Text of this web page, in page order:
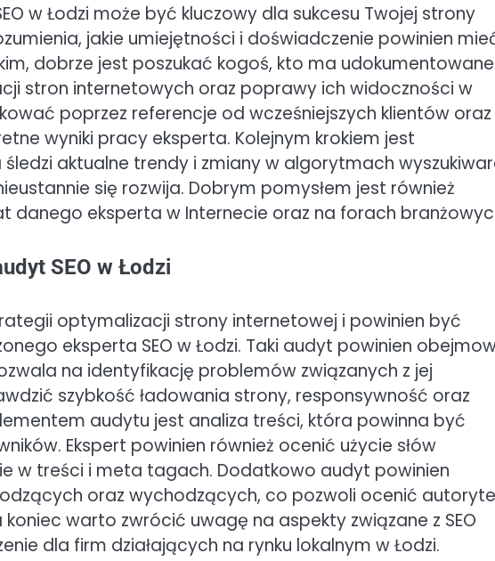
w Łodzi może być kluczowy dla sukcesu Twojej strony
jakie umiejętności i doświadczenie powinien
dobrze jest poszukać kogoś, kto ma udokumentowane
stron internetowych oraz poprawy ich widoczności w
poprzez referencje od wcześniejszych klientów oraz
wyniki pracy eksperta. Kolejnym krokiem jest
aktualne trendy i zmiany w algorytmach
się rozwija. Dobrym pomysłem jest również
danego eksperta w Internecie oraz na forach
SEO w Łodzi
optymalizacji strony internetowej i powinien być
eksperta SEO w Łodzi. Taki audyt powinien
na identyfikację problemów związanych z jej
szybkość ładowania strony, responsywność oraz
audytu jest analiza treści, która powinna być
Ekspert powinien również ocenić użycie słów
w treści i meta tagach. Dodatkowo audyt powinien
oraz wychodzących, co pozwoli ocenić
warto zwrócić uwagę na aspekty związane z SEO
dla firm działających na rynku lokalnym w Łodzi.